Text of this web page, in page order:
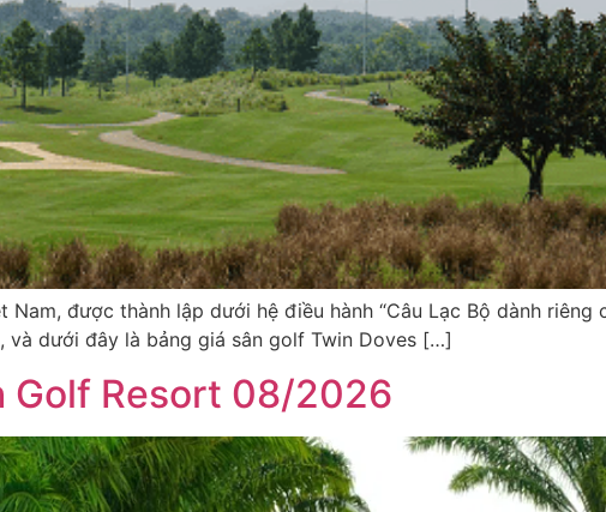
được thành lập dưới hệ điều hành “Câu Lạc Bộ dành riêng
dưới đây là bảng giá sân golf Twin Doves […]
Golf Resort 08/2026